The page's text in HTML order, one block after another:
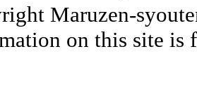
Maruzen-
on this site is